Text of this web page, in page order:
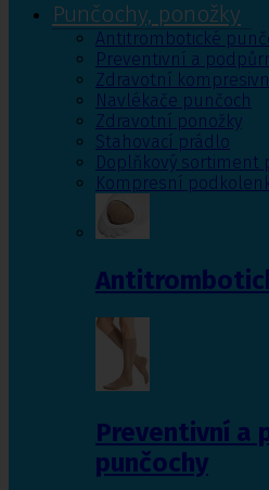
Punčochy, ponožky
Antitrombotické
Preventivní a
Zdravotní
Navlékače punčoch
Zdravotní ponožky
Stahovací prádlo
Doplňkový sortiment
Kompresní
Preventivní a
punčochy